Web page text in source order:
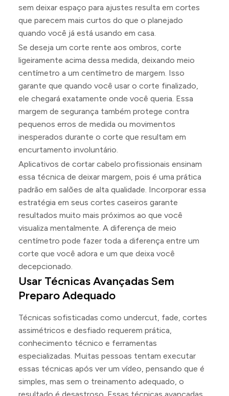
sem deixar espaço para ajustes resulta em cortes
que parecem mais curtos do que o planejado
quando você já está usando em casa.
Se deseja um corte rente aos ombros, corte
ligeiramente acima dessa medida, deixando meio
centímetro a um centímetro de margem. Isso
garante que quando você usar o corte finalizado,
ele chegará exatamente onde você queria. Essa
margem de segurança também protege contra
pequenos erros de medida ou movimentos
inesperados durante o corte que resultam em
encurtamento involuntário.
Aplicativos de cortar cabelo profissionais ensinam
essa técnica de deixar margem, pois é uma prática
padrão em salões de alta qualidade. Incorporar essa
estratégia em seus cortes caseiros garante
resultados muito mais próximos ao que você
visualiza mentalmente. A diferença de meio
centímetro pode fazer toda a diferença entre um
corte que você adora e um que deixa você
decepcionado.
Usar Técnicas Avançadas Sem
Preparo Adequado
Técnicas sofisticadas como undercut, fade, cortes
assimétricos e desfiado requerem prática,
conhecimento técnico e ferramentas
especializadas. Muitas pessoas tentam executar
essas técnicas após ver um vídeo, pensando que é
simples, mas sem o treinamento adequado, o
resultado é desastroso. Essas técnicas avançadas